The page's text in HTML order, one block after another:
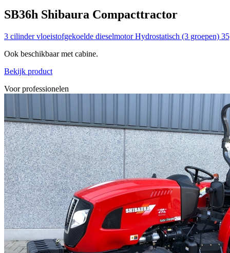
SB36h Shibaura Compacttractor
3 cilinder vloeistofgekoelde dieselmotorHydrostatisch (3 groepen)
Ook beschikbaar met cabine.
Bekijk product
Voor professionelen